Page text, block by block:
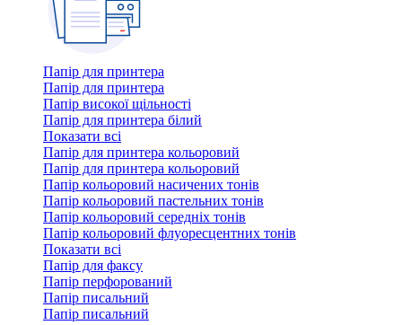
Папір для принтера
Папір для принтера
Папір високої щільності
Папір для принтера білий
Показати всі
Папір для принтера кольоровий
Папір для принтера кольоровий
Папір кольоровий насичених тонів
Папір кольоровий пастельних тонів
Папір кольоровий середніх тонів
Папір кольоровий флуоресцентних тонів
Показати всі
Папір для факсу
Папір перфорований
Папір писальний
Папір писальний